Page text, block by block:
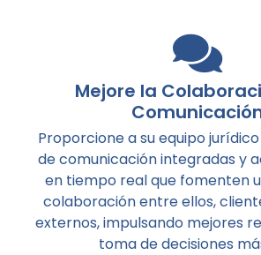
Mejore la
Proporcione a su equipo
de comunicación integradas y
en tiempo real que fomenten
colaboración entre ellos,
externos, impulsando mejores
toma de decisiones